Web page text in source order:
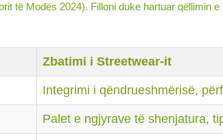
të Modës 2024). Filloni duke hartuar
Zbatimi i Streetwear-it
Integrimi i qëndrueshmërisë,
Palet e ngjyrave të shenjatura,